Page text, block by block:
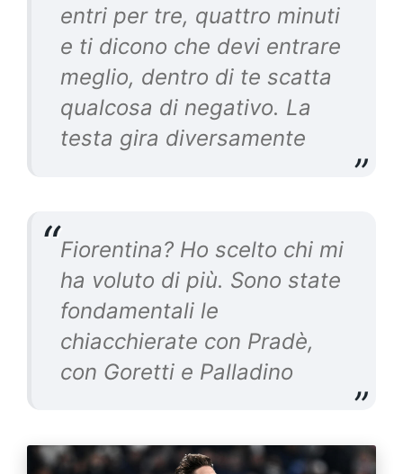
entri per tre, quattro minuti
e ti dicono che devi entrare
meglio, dentro di te scatta
qualcosa di negativo. La
testa gira diversamente
Fiorentina? Ho scelto chi mi
ha voluto di più. Sono state
fondamentali le
chiacchierate con Pradè,
con Goretti e Palladino